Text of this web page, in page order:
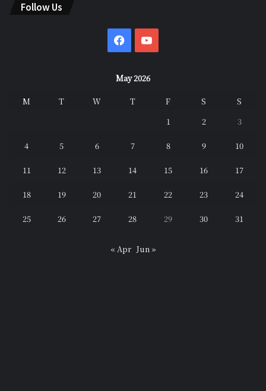
Follow Us
Facebook
May 2026
M T W T F S
S
1
2 3
4 5 6 7 8 9 10
11 12 13 14 15 16 17
18 19 20 21 22 23 24
25 26 27 28 29 30 31
« Apr Jun »